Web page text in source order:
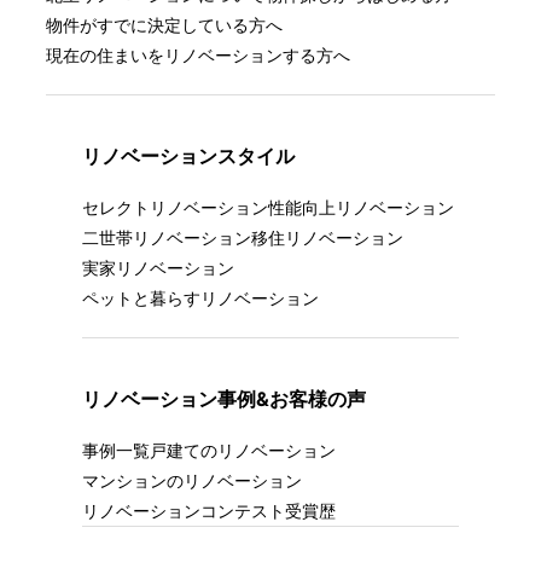
物件がすでに決定している方へ
現在の住まいをリノベーションする方へ
リノベーションスタイル
セレクトリノベーション性能向上リノベーション
二世帯リノベーション移住リノベーション
実家リノベーション
ペットと暮らすリノベーション
リノベーション事例&お客様の声
事例一覧戸建てのリノベーション
マンションのリノベーション
リノベーションコンテスト受賞歴